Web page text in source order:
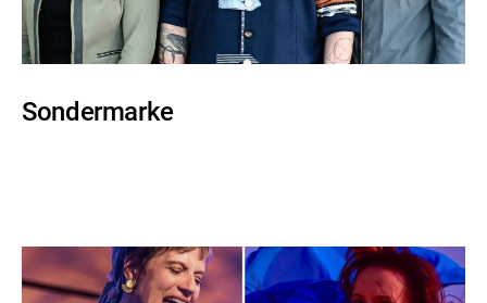
Sondermarke